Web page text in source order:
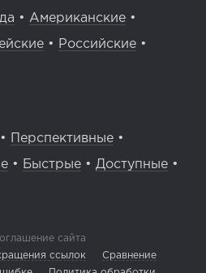
• Американские •
• Российские •
• Перспективные •
• Быстрые • Доступные •
сайта
ссылок
Сравнение